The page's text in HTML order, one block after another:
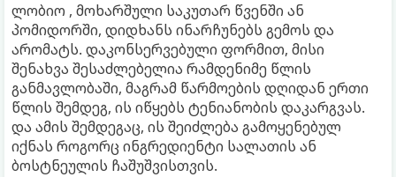
ლობიო , მოხარშული საკუთარ წვენში ან
პომიდორში, დიდხანს ინარჩუნებს გემოს და
არომატს. დაკონსერვებული ფორმით, მისი
შენახვა შესაძლებელია რამდენიმე წლის
განმავლობაში, მაგრამ წარმოების დღიდან ერთი
წლის შემდეგ, ის იწყებს ტენიანობის დაკარგვას.
და ამის შემდეგაც, ის შეიძლება გამოყენებულ
იქნას როგორც ინგრედიენტი სალათის ან
ბოსტნეულის ჩაშუშვისთვის.